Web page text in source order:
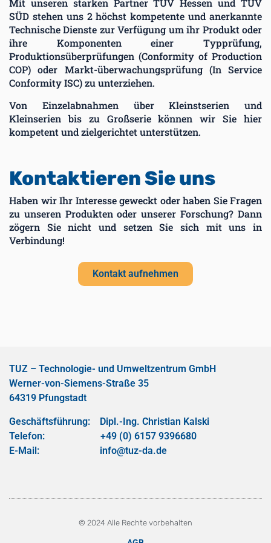
Mit unseren starken Partner TÜV Hessen und TÜV
SÜD stehen uns 2 höchst kompetente und anerkannte
Technische Dienste zur Verfügung um ihr Produkt oder
ihre Komponenten einer Typprüfung,
Produktionsüberprüfungen (Conformity of Production
COP) oder Markt-überwachungsprüfung (In Service
Conformity ISC) zu unterziehen.
Von Einzelabnahmen über Kleinstserien und
Kleinserien bis zu Großserie können wir Sie hier
kompetent und zielgerichtet unterstützen.
Kontaktieren Sie uns
Haben wir Ihr Interesse geweckt oder haben Sie Fragen
zu unseren Produkten oder unserer Forschung? Dann
zögern Sie nicht und setzen Sie sich mit uns in
Verbindung!
Kontakt aufnehmen
TUZ – Technologie- und Umweltzentrum GmbH
Werner-von-Siemens-Straße 35
64319 Pfungstadt
Geschäftsführung: Dipl.-Ing. Christian Kalski
Telefon: +49 (0) 6157 9396680
E-Mail: info@tuz-da.de
© 2024 Alle Rechte vorbehalten